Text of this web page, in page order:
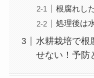
根腐れし
処理後は
水耕栽培で根
せない！予防